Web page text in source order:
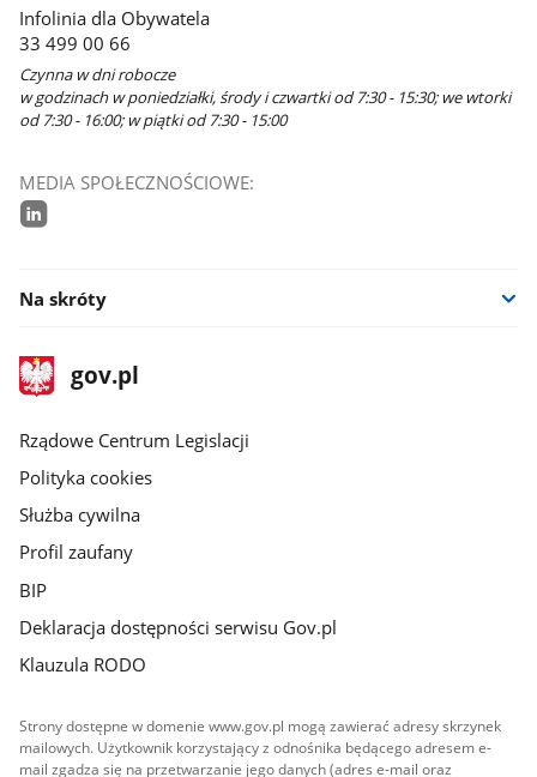
Infolinia dla Obywatela
33 499 00 66
Czynna w dni robocze
w godzinach w poniedziałki, środy i czwartki od 7:30 - 15:30; we wtorki
od 7:30 - 16:00; w piątki od 7:30 - 15:00
MEDIA SPOŁECZNOŚCIOWE:
Na skróty
stopka
gov.plStrona
gov.pl
Rządowe Centrum Legislacji
Polityka cookies
Służba cywilna
Profil zaufany
BIP
Deklaracja dostępności serwisu Gov.pl
Klauzula RODO
Strony dostępne w domenie www.gov.pl mogą zawierać adresy skrzynek
mailowych. Użytkownik korzystający z odnośnika będącego adresem e-
mail zgadza się na przetwarzanie jego danych (adres e-mail oraz